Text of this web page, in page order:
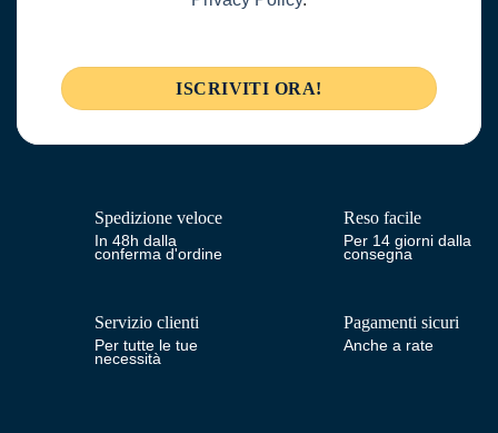
Spedizione veloce
In 48h dalla
conferma d'ordine
Reso facile
Per 14 giorni dalla
consegna
Servizio clienti
Per tutte le tue
necessità
Pagamenti sicuri
Anche a rate